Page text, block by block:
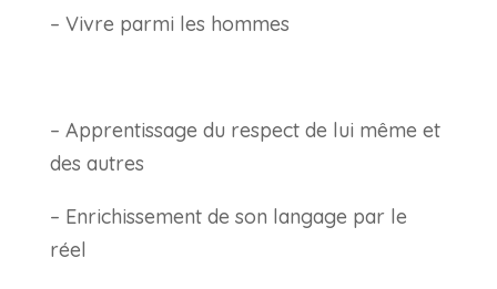
– Vivre parmi les hommes
– Apprentissage du respect de lui même et
des autres
– Enrichissement de son langage par le
réel